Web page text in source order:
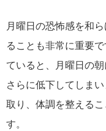
月曜日の恐怖感を和
ることも非常に重要
ていると、月曜日の
さらに低下してしま
取り、体調を整える
す。